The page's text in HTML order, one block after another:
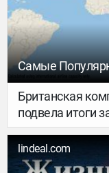
Самые
Британская
подвела итоги
истёкшем году.
оказались
lindeal.com